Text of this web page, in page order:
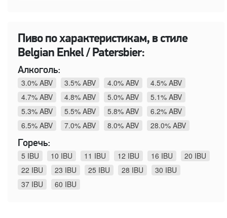
Пиво по характеристикам, в стиле
Belgian Enkel / Patersbier:
Алкоголь:
3.0% ABV
3.5% ABV 4.0% ABV
4.5% ABV
4.7% ABV
4.8% ABV 5.0% ABV
5.1% ABV
5.3% ABV
5.5% ABV 5.8% ABV
6.2% ABV
6.5% ABV
7.0% ABV 8.0% ABV
28.0% ABV
Горечь:
5 IBU
10 IBU 11 IBU 12 IBU 16 IBU
20 IBU
22 IBU
23 IBU 25 IBU 28 IBU
30 IBU
37 IBU
60 IBU